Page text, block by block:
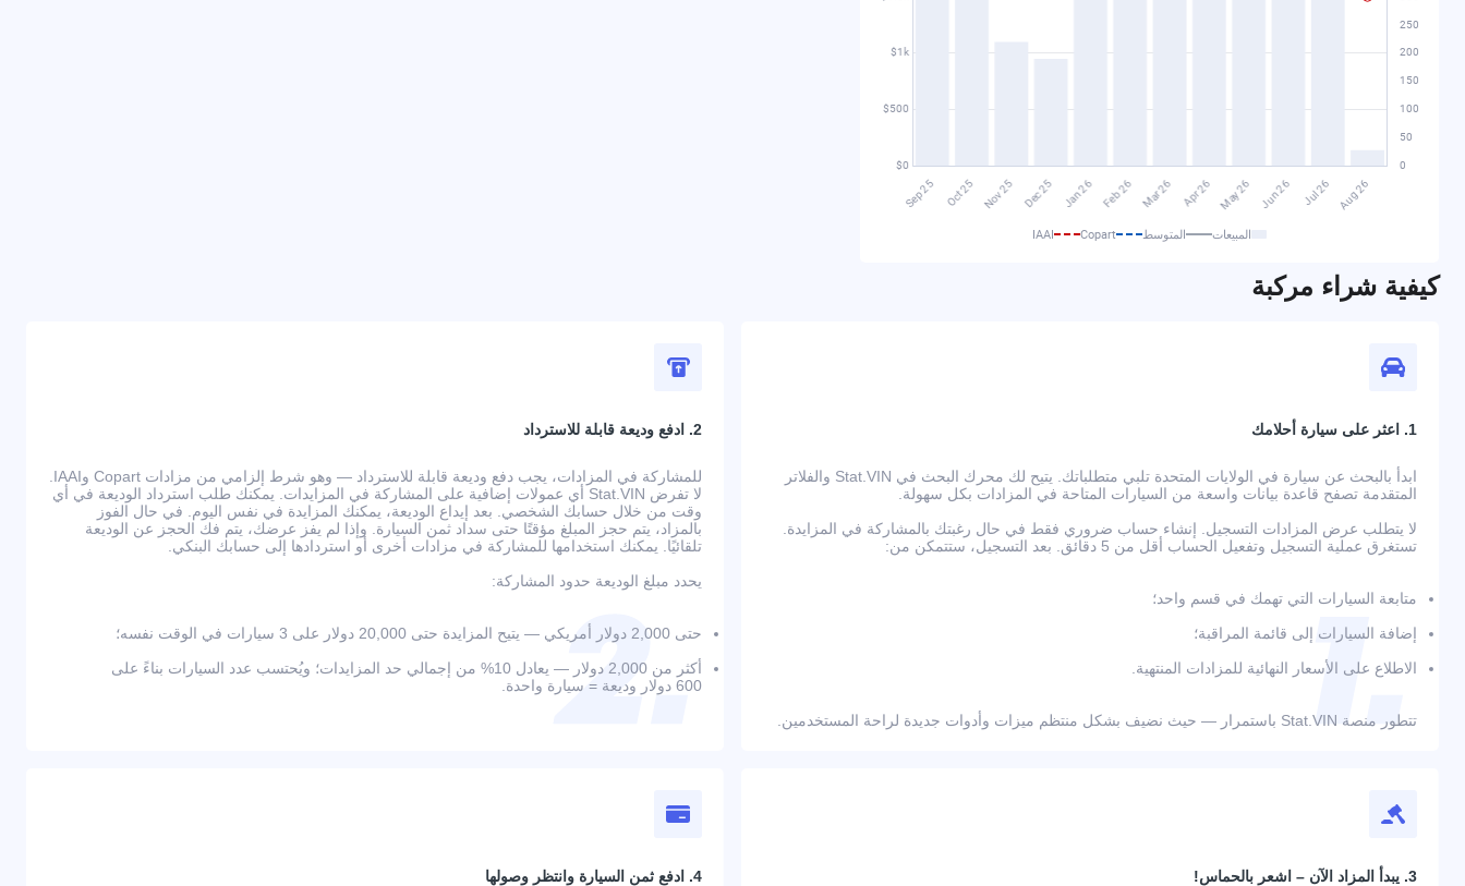
المبيعات المتوسط Copart
IAAI
كيفية شراء مركبة
1. اعثر على سيارة أحلامك
ابدأ بالبحث عن سيارة في الولايات المتحدة تلبي متطلباتك. يتيح لك محرك البحث في Stat.VIN والفلاتر
المتقدمة تصفح قاعدة بيانات واسعة من السيارات المتاحة في المزادات بكل سهولة.
لا يتطلب عرض المزادات التسجيل. إنشاء حساب ضروري فقط في حال رغبتك بالمشاركة في المزايدة.
تستغرق عملية التسجيل وتفعيل الحساب أقل من 5 دقائق. بعد التسجيل، ستتمكن من:
متابعة السيارات التي تهمك في قسم واحد؛
إضافة السيارات إلى قائمة المراقبة؛
الاطلاع على الأسعار النهائية للمزادات المنتهية.
تتطور منصة Stat.VIN باستمرار — حيث نضيف بشكل منتظم ميزات وأدوات جديدة لراحة المستخدمين.
2. ادفع وديعة قابلة للاسترداد
لا تفرض Stat.VIN أي عمولات إضافية على المشاركة في المزايدات. يمكنك طلب استرداد الوديعة في أي
وقت من خلال حسابك الشخصي. بعد إيداع الوديعة، يمكنك المزايدة في نفس اليوم. في حال الفوز
بالمزاد، يتم حجز المبلغ مؤقتًا حتى سداد ثمن السيارة. وإذا لم يفز عرضك، يتم فك الحجز عن الوديعة
تلقائيًا. يمكنك استخدامها للمشاركة في مزادات أخرى أو استردادها إلى حسابك البنكي.
يحدد مبلغ الوديعة حدود المشاركة:
حتى 2,000 دولار أمريكي — يتيح المزايدة حتى 20,000 دولار على 3 سيارات في الوقت نفسه؛
أكثر من 2,000 دولار — يعادل 10% من إجمالي حد المزايدات؛ ويُحتسب عدد السيارات بناءً على
600 دولار وديعة = سيارة واحدة.
3. يبدأ المزاد الآن – اشعر بالحماس! 4. ادفع ثمن السيارة وانتظر وصولها